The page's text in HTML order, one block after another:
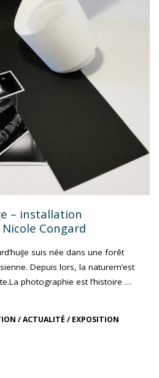
– installation
Congard
suis née dans une forêt
Depuis lors, la naturem’est
photographie est l’histoire …
/ACTUALITÉ / EXPOSITION